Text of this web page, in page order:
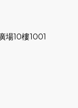
持！
影欣賞 - 感謝
場10樓1001